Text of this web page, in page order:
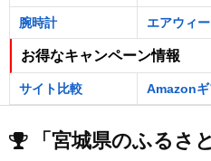
腕時計 エアウィ
お得なキャンペーン情報
サイト比較 Amazonギ
「宮城県のふるさ